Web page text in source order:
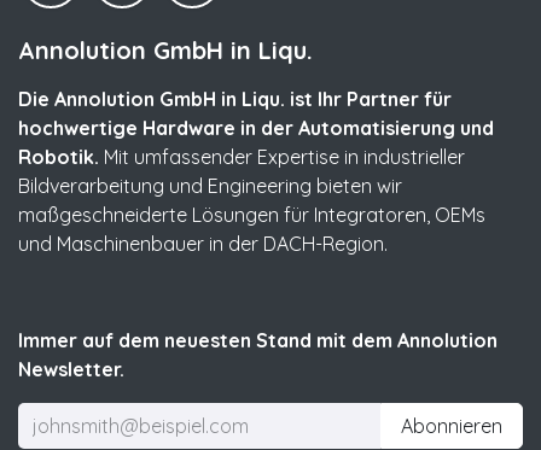
Annolution GmbH in Liqu.
Die Annolution GmbH in Liqu. ist Ihr Partner für
hochwertige Hardware in der Automatisierung und
Robotik. Mit umfassender Expertise in industrieller
Bildverarbeitung und Engineering bieten wir
maßgeschneiderte Lösungen für Integratoren, OEMs
und Maschinenbauer in der DACH-Region.
Immer auf dem neuesten Stand mit dem Annolution
Newsletter.
Abonnieren